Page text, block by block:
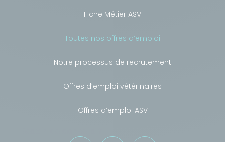
Fiche Métier ASV
Toutes nos offres d’emploi
Notre processus de recrutement
Offres d’emploi vétérinaires
Offres d’emploi ASV